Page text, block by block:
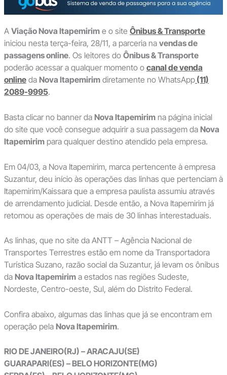
A Viação Nova Itapemirime o site Ônibus & Transporte
iniciou nesta terça-feira, 28/11, a parceria na vendas de
passagens online. Os leitores do Ônibus & Transporte
poderão acessar a qualquer momento o canal de venda
onlineda Nova Itapemirimdiretamente no WhatsApp(11)
2089-9995.
Basta clicar no banner da Nova Itapemirimna página inicial
do site que você consegue adquirir a sua passagem da Nova
Itapemirimpara qualquer destino atendido pela empresa.
Em 04/03, a Nova Itapemirim, marca pertencente à empresa
Suzantur, deu início às operações das linhas que pertenciam à
Itapemirim/Kaissara que a empresa paulista assumiu através
de arrendamento judicial. Desde então, a Nova Itapemirim já
retomou as operações de mais de 30 linhas interestaduais.
As linhas, que no site da ANTT – Agência Nacional de
Transportes Terrestres estão em nome da Transportadora
Turística Suzano, razão social da Suzantur, já levam os ônibus
da Nova Itapemirima estados nas regiões Sudeste,
Nordeste, Centro-oeste, Sul, além do Distrito Federal.
Confira abaixo, algumas das linhas que já se encontram em
operação pela Nova Itapemirim.
RIO DE JANEIRO(RJ) – ARACAJU(SE)
GUARAPARI(ES) – BELO HORIZONTE(MG)